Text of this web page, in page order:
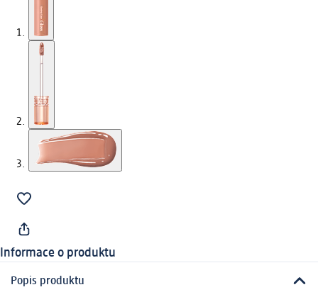
Informace o produktu
Popis produktu